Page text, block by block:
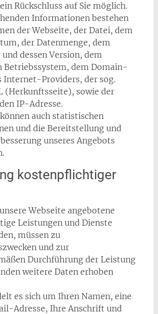
Rückschluss auf Sie möglich.
Informationen bestehen
der Webseite, der Datei, dem
der Datenmenge, dem
dessen Version, dem
Betriebssystem, dem Domain-
Internet-Providers, der sog.
(Herkunftsseite), sowie der
IP-Adresse.
auch statistischen
und die Bereitstellung und
unseres Angebots
kostenpflichtiger
Webseite angebotene
Leistungen und Dienste
müssen zu
und zur
Durchführung der Leistung
weitere Daten erhoben
es sich um Ihren Namen, eine
Adresse, Ihre Anschrift und